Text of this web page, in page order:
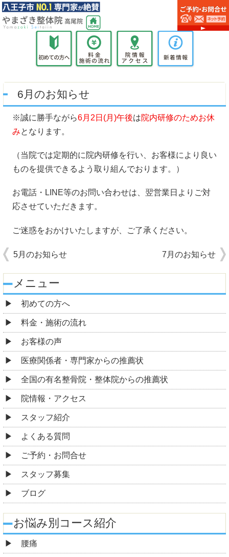
6月のお知らせ
※誠に勝手ながら6月2日 (月)午後は院内研修のためお休
みとなります。
（当院では定期的に院内研修を行い、お客様により良い
ものを提供できるよう取り組んでおります。）
お電話・LINE等のお問い合わせは、翌営業日よりご対
応させていただきます。
ご迷惑をおかけいたしますが、ご了承ください。
5月のお知らせ 7月のお知らせ
メニュー
初めての方へ
料金・施術の流れ
お客様の声
医療関係者・専門家からの推薦状
全国の有名整骨院・整体院からの推薦状
院情報・アクセス
スタッフ紹介
よくある質問
ご予約・お問合せ
スタッフ募集
ブログ
お悩み別コース紹介
腰痛